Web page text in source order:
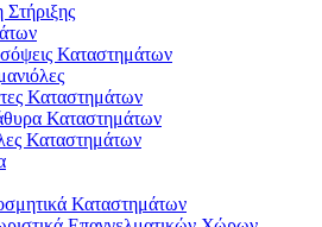
Καταστημάτων
Καταστημάτων
Καταστημάτων
Καταστημάτων
Καταστημάτων